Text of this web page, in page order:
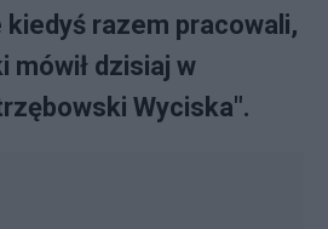
kiedyś razem pracowali,
mówił dzisiaj w
Wyciska".